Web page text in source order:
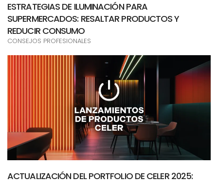
ESTRATEGIAS DE ILUMINACIÓN PARA
SUPERMERCADOS: RESALTAR PRODUCTOS Y
REDUCIR CONSUMO
CONSEJOS PROFESIONALES
ACTUALIZACIÓN DEL PORTFOLIO DE CELER 2025: